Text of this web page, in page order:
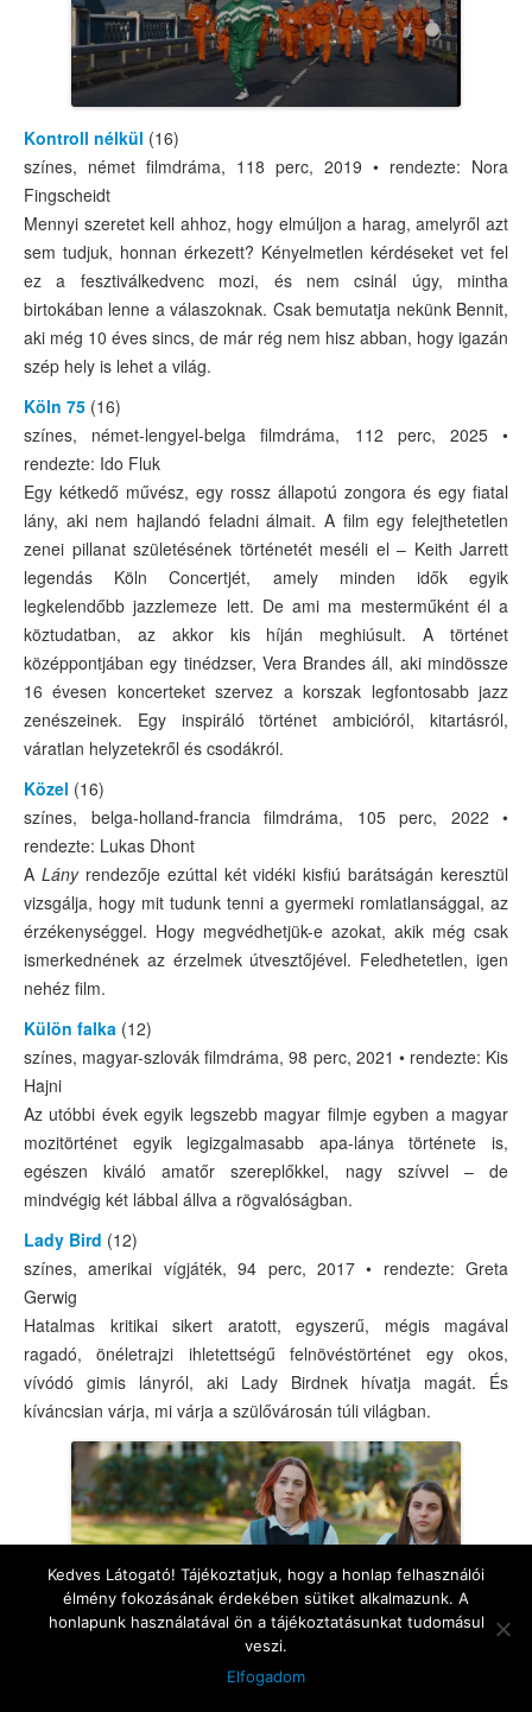
Kontroll nélkül (16)
színes, német filmdráma, 118 perc, 2019 • rendezte: Nora
Fingscheidt
Mennyi szeretet kell ahhoz, hogy elmúljon a harag, amelyről azt
sem tudjuk, honnan érkezett? Kényelmetlen kérdéseket vet fel
ez a fesztiválkedvenc mozi, és nem csinál úgy, mintha
birtokában lenne a válaszoknak. Csak bemutatja nekünk Bennit,
aki még 10 éves sincs, de már rég nem hisz abban, hogy igazán
szép hely is lehet a világ.
Köln 75 (16)
színes, német-lengyel-belga filmdráma, 112 perc, 2025 •
rendezte: Ido Fluk
Egy kétkedő művész, egy rossz állapotú zongora és egy fiatal
lány, aki nem hajlandó feladni álmait. A film egy felejthetetlen
zenei pillanat születésének történetét meséli el – Keith Jarrett
legendás Köln Concertjét, amely minden idők egyik
legkelendőbb jazzlemeze lett. De ami ma mesterműként él a
köztudatban, az akkor kis híján meghiúsult. A történet
középpontjában egy tinédzser, Vera Brandes áll, aki mindössze
16 évesen koncerteket szervez a korszak legfontosabb jazz
zenészeinek. Egy inspiráló történet ambicióról, kitartásról,
váratlan helyzetekről és csodákról.
Közel (16)
színes, belga-holland-francia filmdráma, 105 perc, 2022 •
rendezte: Lukas Dhont
A Lányrendezője ezúttal két vidéki kisfiú barátságán keresztül
vizsgálja, hogy mit tudunk tenni a gyermeki romlatlansággal, az
érzékenységgel. Hogy megvédhetjük-e azokat, akik még csak
ismerkednének az érzelmek útvesztőjével. Feledhetetlen, igen
nehéz film.
Külön falka (12)
színes, magyar-szlovák filmdráma, 98 perc, 2021 • rendezte: Kis
Hajni
Az utóbbi évek egyik legszebb magyar filmje egyben a magyar
mozitörténet egyik legizgalmasabb apa-lánya története is,
egészen kiváló amatőr szereplőkkel, nagy szívvel – de
mindvégig két lábbal állva a rögvalóságban.
Lady Bird (12)
színes, amerikai vígjáték, 94 perc, 2017 • rendezte: Greta
Gerwig
Hatalmas kritikai sikert aratott, egyszerű, mégis magával
ragadó, önéletrajzi ihletettségű felnövéstörténet egy okos,
vívódó gimis lányról, aki Lady Birdnek hívatja magát. És
kíváncsian várja, mi várja a szülővárosán túli világban.
Lángszív – Vadon és szabadon
Kedves Látogató! Tájékoztatjuk, hogy a honlap felhasználói
élmény fokozásának érdekében sütiket alkalmazunk. A
honlapunk használatával ön a tájékoztatásunkat tudomásul
veszi.
Elfogadom